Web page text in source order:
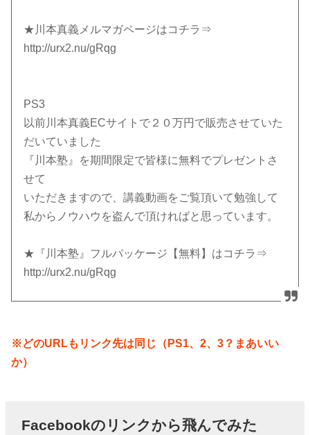
★川本真義メルマガページはコチラ⇒
http://urx2.nu/gRqg
PS3
以前川本真義ECサイトで２０万円で販売させていた
だいていました
『川本塾』を期間限定で皆様に無料でプレゼントさ
せて
いただきますので、講義動画をご覧頂いて勉強して
私からノウハウを盗んで頂ければと思っています。
★『川本塾』フルパッケージ【無料】はコチラ⇒
http://urx2.nu/gRqg
※どのURLもリンク先は同じ（PS1、2、3？まあいい
か）
Facebookのリンクから飛んでみた